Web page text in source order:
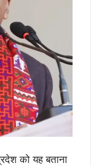
को यह बताना